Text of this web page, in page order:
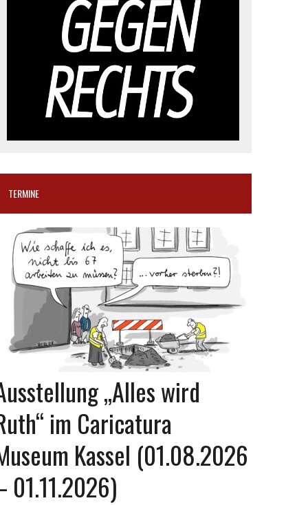
TERMINE
„Alles wird
im Caricatura
Kassel (01.08.2026
01.11.2026)